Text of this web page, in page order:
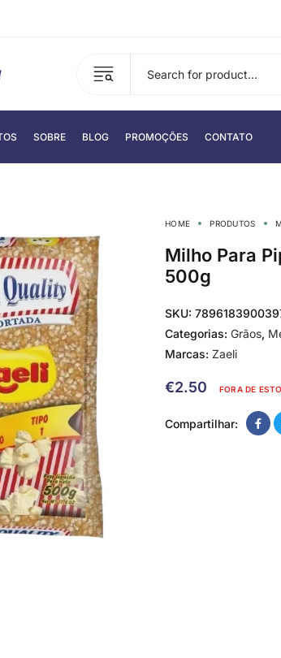
SOBRE BLOG PROMOÇÕES CONTATO
HOME PRODUTOS
Milho Para
500g
SKU:
Categorias: Grãos,
Marcas: Zaeli
€2.50 FORA DE
Compartilhar: